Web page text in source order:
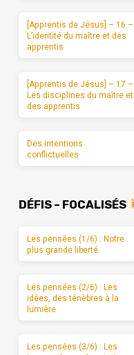
[Apprentis de Jésus] – 16 –
L’identité du maître et des
apprentis
[Apprentis de Jésus] – 17 –
Les disciplines du maître et
des apprentis
Des intentions
conflictuelles
DÉFIS – FOCALISÉS
Les pensées (1/6) : Notre
plus grande liberté
Les pensées (2/6) : Les
idées, des ténèbres à la
lumière
Les pensées (3/6) : Les